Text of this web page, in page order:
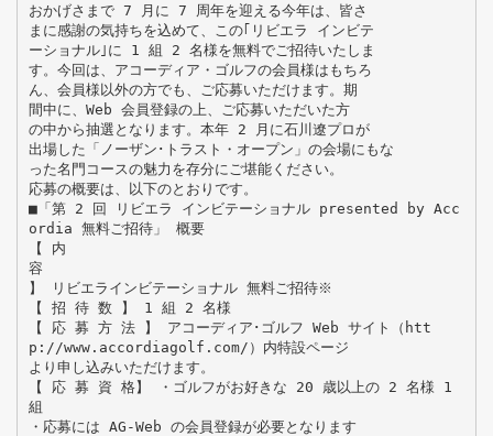
おかげさまで 7 月に 7 周年を迎える今年は、皆さ
まに感謝の気持ちを込めて、この｢リビエラ インビテ
ーショナル｣に 1 組 2 名様を無料でご招待いたしま
す。今回は、アコーディア・ゴルフの会員様はもちろ
ん、会員様以外の方でも、ご応募いただけます。期
間中に、Web 会員登録の上、ご応募いただいた方
の中から抽選となります。本年 2 月に石川遼プロが
出場した「ノーザン･トラスト・オープン」の会場にもな
った名門コースの魅力を存分にご堪能ください。
応募の概要は、以下のとおりです。
■「第 2 回 リビエラ インビテーショナル presented by Acc
ordia 無料ご招待」 概要
【 内
容
】 リビエラインビテーショナル 無料ご招待※
【 招 待 数 】 1 組 2 名様
【 応 募 方 法 】 アコーディア･ゴルフ Web サイト（htt
p://www.accordiagolf.com/）内特設ページ
より申し込みいただけます。
【 応 募 資 格】 ・ゴルフがお好きな 20 歳以上の 2 名様 1
組
・応募には AG-Web の会員登録が必要となります